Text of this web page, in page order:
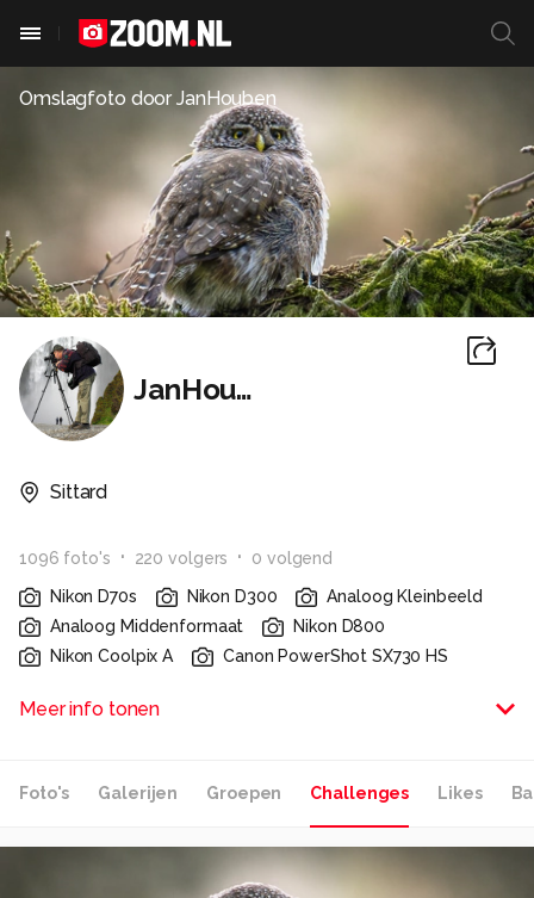
Omslagfoto doorJanHouben
JanHouben
Sittard
1096 foto's 220 volgers 0 volgend
Nikon D70s
Nikon D300
Analoog Kleinbeeld
Analoog Middenformaat
Nikon D800
Nikon Coolpix A
Canon PowerShot SX730 HS
- In 1974 begonnen met fotografie
Alle rechten voorbehouden
Meer info tonen
Foto's Galerijen Groepen Challenges Likes